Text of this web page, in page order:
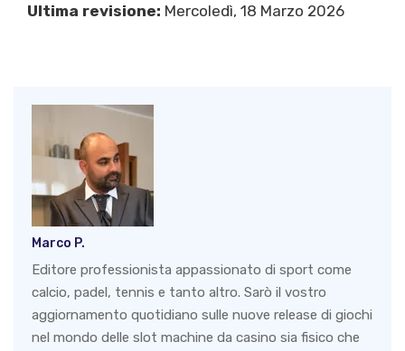
Ultima revisione: Mercoledì, 18 Marzo 2026
Marco P.
Editore professionista appassionato di sport come
calcio, padel, tennis e tanto altro. Sarò il vostro
aggiornamento quotidiano sulle nuove release di giochi
nel mondo delle slot machine da casino sia fisico che